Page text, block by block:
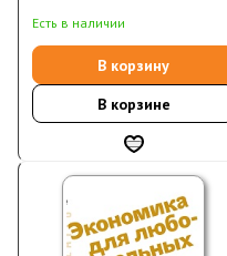
Есть в наличии
В корзину
В корзине